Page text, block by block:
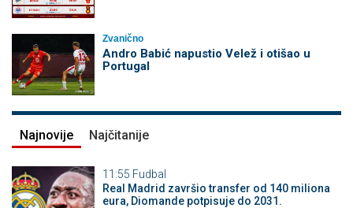
Zvanično
Andro Babić napustio Velež i otišao u
Portugal
Najnovije Najčitanije
11:55 Fudbal
Real Madrid završio transfer od 140 miliona
eura, Diomande potpisuje do 2031.